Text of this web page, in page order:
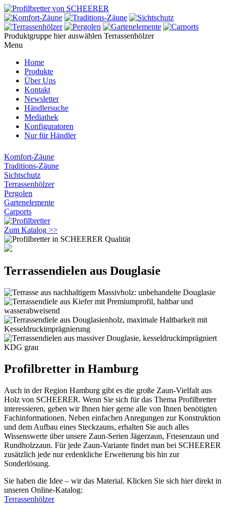
Produktgruppe hier auswählen Terrassenhölzer
Menu
Home
Produkte
Über Uns
Kontakt
Newsletter
Händlersuche
Mediathek
Konfiguratoren
Nur für Händler
Komfort-Zäune
Traditions-Zäune
Sichtschutz
Terrassenhölzer
Pergolen
Gartenelemente
Carports
Zum Katalog >>
Terrassendielen aus Douglasie
Profilbretter in Hamburg
Auch in der Region Hamburg gibt es die große Zaun-Vielfalt aus
Holz von SCHEERER. Wenn Sie sich für das Thema Profilbretter
interessieren, geben wir Ihnen hier gerne alle von Ihnen benötigten
Fachinformationen. Neben einfachen Anregungen zur Konstruktion
und dem Aufbau eines Steckzauns, erhalten Sie auch alles
Wissenswerte über unsere Zaun-Serien Jägerzaun, Friesenzaun und
Rundholzzaun. Für jede Zaun-Variante findet man bei SCHEERER
zusätzlich jede nur erdenkliche Erweiterung bis hin zur
Sonderlösung.
Sie haben die Idee – wir das Material. Klicken Sie sich hier direkt in
unseren Online-Katalog:
Terrassenhölzer